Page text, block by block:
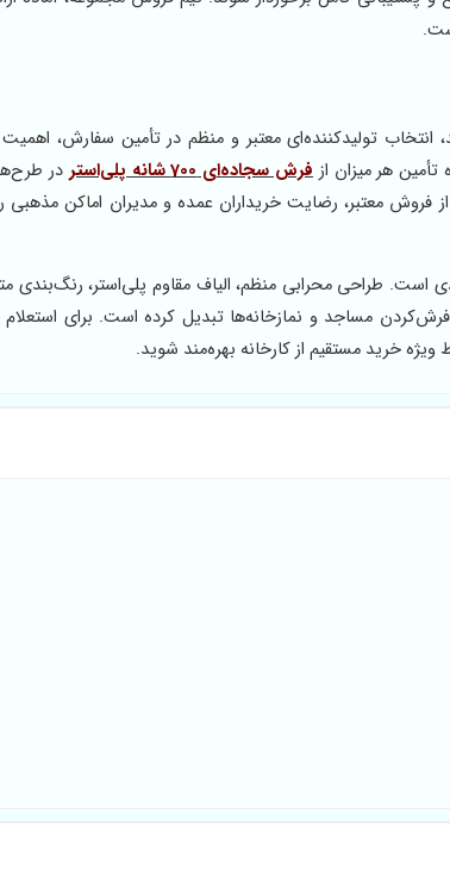
انتخاب تولیدکننده‌ای معتبر و منظم در تأمین سفارش،
هر میزان از فرش سجاده‌ای 700 شانه پلی‌استر
در
معتبر، رضایت خریداران عمده و مدیران اماکن مذهبی
است. طراحی محرابی منظم، الیاف مقاوم پلی‌استر، رنگ‌بندی
مساجد و نمازخانه‌ها تبدیل کرده است. برای
خرید مستقیم از کارخانه بهره‌مند شوید.